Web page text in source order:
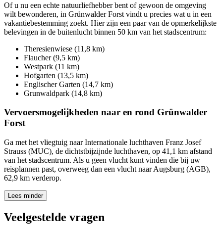
Of u nu een echte natuurliefhebber bent of gewoon de omgeving
wilt bewonderen, in Grünwalder Forst vindt u precies wat u in een
vakantiebestemming zoekt. Hier zijn een paar van de opmerkelijkste
belevingen in de buitenlucht binnen 50 km van het stadscentrum:
Theresienwiese (11,8 km)
Flaucher (9,5 km)
Westpark (11 km)
Hofgarten (13,5 km)
Englischer Garten (14,7 km)
Grunwaldpark (14,8 km)
Vervoersmogelijkheden naar en rond Grünwalder
Forst
Ga met het vliegtuig naar Internationale luchthaven Franz Josef
Strauss (MUC), de dichtstbijzijnde luchthaven, op 41,1 km afstand
van het stadscentrum. Als u geen vlucht kunt vinden die bij uw
reisplannen past, overweeg dan een vlucht naar Augsburg (AGB),
62,9 km verderop.
Lees minder
Veelgestelde vragen